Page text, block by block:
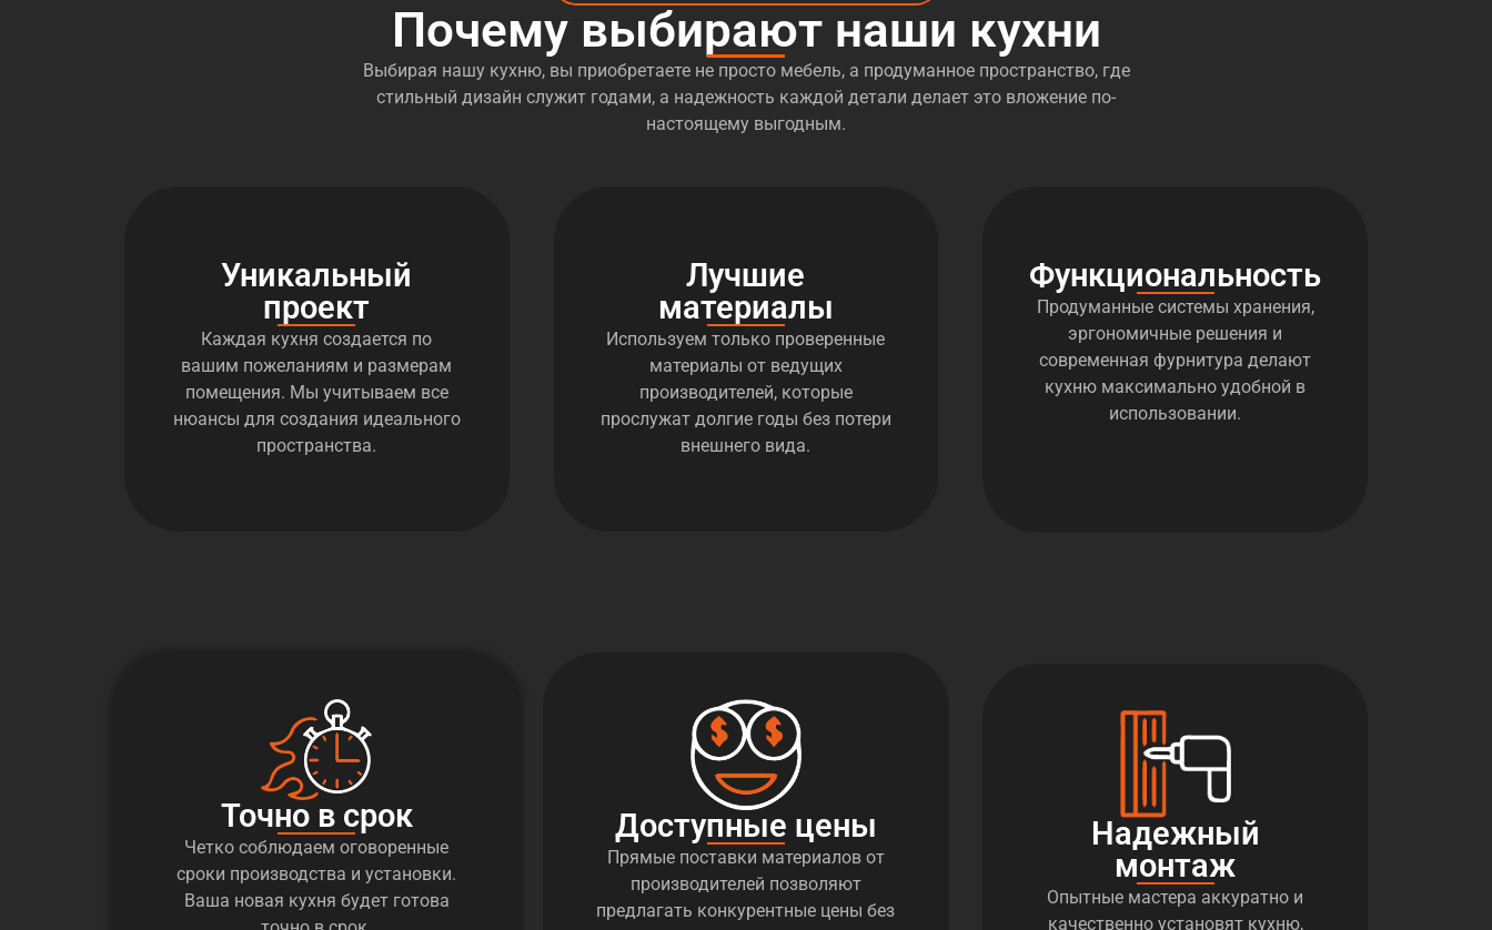
Почему выбирают наши кухни
Выбирая нашу кухню, вы приобретаете не просто мебель, а продуманное пространство, где
стильный дизайн служит годами, а надежность каждой детали делает это вложение по-
настоящему выгодным.
Уникальный
проект
Каждая кухня создается по
вашим пожеланиям и размерам
помещения. Мы учитываем все
нюансы для создания идеального
пространства.
Лучшие
материалы
Используем только проверенные
материалы от ведущих
производителей, которые
прослужат долгие годы без потери
внешнего вида.
Функциональность
Продуманные системы хранения,
эргономичные решения и
современная фурнитура делают
кухню максимально удобной в
использовании.
Точно в срок
Четко соблюдаем оговоренные
сроки производства и установки.
Ваша новая кухня будет готова
Доступные цены
Прямые поставки материалов от
производителей позволяют
предлагать конкурентные цены без
Надежный
монтаж
Опытные мастера аккуратно и
качественно установят кухню,